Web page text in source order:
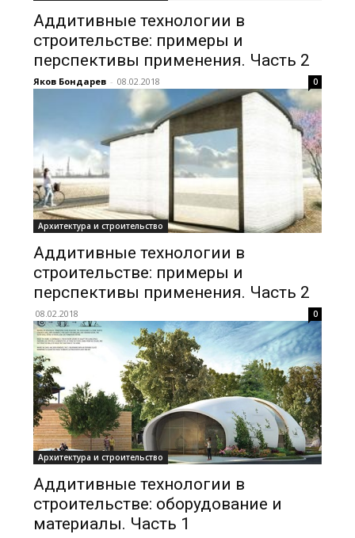
Аддитивные технологии в
строительстве: примеры и
перспективы применения. Часть 2
Яков Бондарев - 08.02.2018 0
Архитектура и строительство
Аддитивные технологии в
строительстве: примеры и
перспективы применения. Часть 2
08.02.2018 0
Архитектура и строительство
Аддитивные технологии в
строительстве: оборудование и
материалы. Часть 1